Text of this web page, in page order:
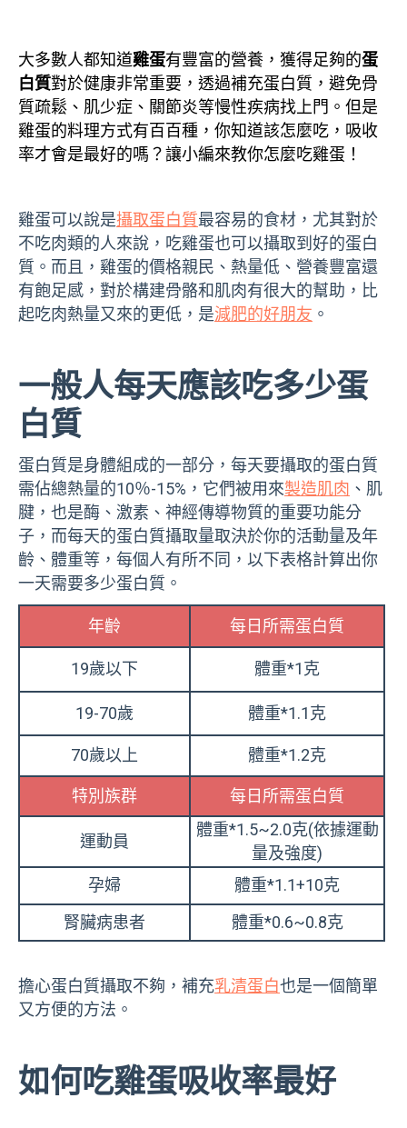
大多數人都知道雞蛋有豐富的營養，獲得足夠的蛋
白質對於健康非常重要，透過補充蛋白質，避免骨
質疏鬆、肌少症、關節炎等慢性疾病找上門。但是
雞蛋的料理方式有百百種，你知道該怎麼吃，吸收
率才會是最好的嗎？讓小編來教你怎麼吃雞蛋！
雞蛋可以說是攝取蛋白質最容易的食材，尤其對於
不吃肉類的人來說，吃雞蛋也可以攝取到好的蛋白
質。而且，雞蛋的價格親民、熱量低、營養豐富還
有飽足感，對於構建骨骼和肌肉有很大的幫助，比
起吃肉熱量又來的更低，是減肥的好朋友 。
一般人每天應該吃多少蛋
白質
蛋白質是身體組成的一部分，每天要攝取的蛋白質
需佔總熱量的10％-15%，它們被用來製造肌肉 、肌
腱，也是酶、激素、神經傳導物質的重要功能分
子，而每天的蛋白質攝取量取決於你的活動量及年
齡、體重等，每個人有所不同，以下表格計算出你
一天需要多少蛋白質。
年齡 每日所需蛋白質
19歲以下 體重*1克
19-70歲 體重*1.1克
70歲以上 體重*1.2克
特別族群 每日所需蛋白質
運動員
體重*1.5~2.0克(依據運動
量及強度)
孕婦
體重*1.1+10克
腎臟病患者
體重*0.6~0.8克
擔心蛋白質攝取不夠，補充乳清蛋白也是一個簡單
又方便的方法。
如何吃雞蛋吸收率最好